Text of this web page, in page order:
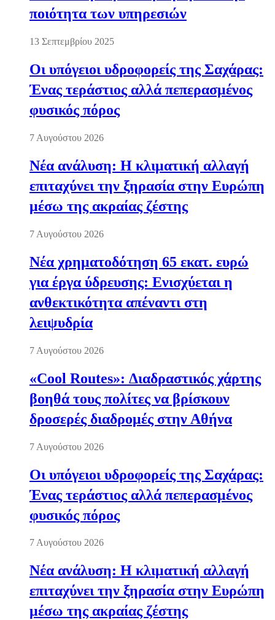
ποιότητα των υπηρεσιών
13 Σεπτεμβρίου 2025
Οι υπόγειοι υδροφορείς της Σαχάρας:
Ένας τεράστιος αλλά πεπερασμένος
φυσικός πόρος
7 Αυγούστου 2026
Νέα ανάλυση: Η κλιματική αλλαγή
επιταχύνει την ξηρασία στην Ευρώπη
μέσω της ακραίας ζέστης
7 Αυγούστου 2026
Νέα χρηματοδότηση 65 εκατ. ευρώ
για έργα ύδρευσης: Ενισχύεται η
ανθεκτικότητα απέναντι στη
λειψυδρία
7 Αυγούστου 2026
«Cool Routes»: Διαδραστικός χάρτης
βοηθά τους πολίτες να βρίσκουν
δροσερές διαδρομές στην Αθήνα
7 Αυγούστου 2026
Οι υπόγειοι υδροφορείς της Σαχάρας:
Ένας τεράστιος αλλά πεπερασμένος
φυσικός πόρος
7 Αυγούστου 2026
Νέα ανάλυση: Η κλιματική αλλαγή
επιταχύνει την ξηρασία στην Ευρώπη
μέσω της ακραίας ζέστης